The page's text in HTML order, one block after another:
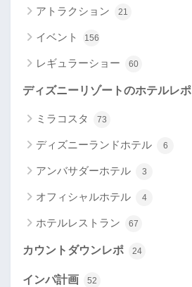
アトラクション 21
イベント 156
レギュラーショー 60
ディズニーリゾートのホテルレポ
ミラコスタ 73
ディズニーランドホテル 6
アンバサダーホテル 3
オフィシャルホテル 4
ホテルレストラン 67
カウントダウンレポ 24
インパ計画 52